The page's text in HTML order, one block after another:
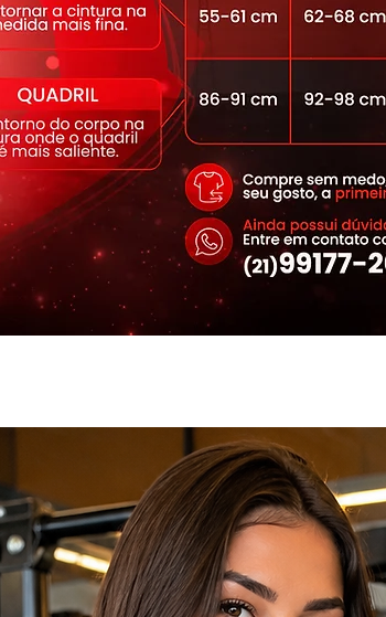
que além de proteger sua pele dos
garante cores mais vivas e de
forro e elástico para maior
altamente resistente, que possui
específicas para moda fitness.
Elastano